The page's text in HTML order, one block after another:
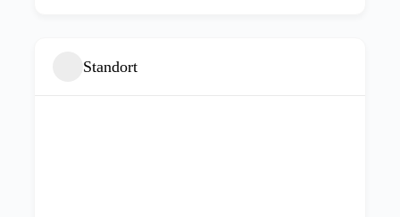
Standort